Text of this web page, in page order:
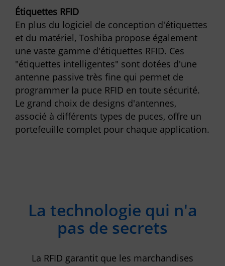
Étiquettes RFID
En plus du logiciel de conception d'étiquettes
et du matériel, Toshiba propose également
une vaste gamme d'étiquettes RFID. Ces
"étiquettes intelligentes" sont dotées d'une
antenne passive très fine qui permet de
programmer la puce RFID en toute sécurité.
Le grand choix de designs d'antennes,
associé à différents types de puces, offre un
portefeuille complet pour chaque application.
La technologie qui n'a
pas de secrets
La RFID garantit que les marchandises